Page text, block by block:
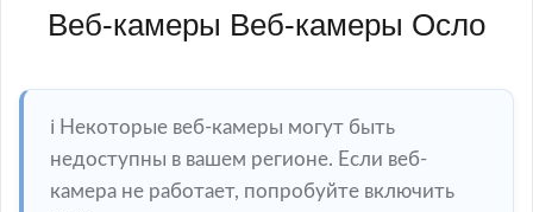
Веб-камеры Веб-камеры Осло
ℹ️ Некоторые веб-камеры могут быть
недоступны в вашем регионе. Если веб-
камера не работает, попробуйте включить